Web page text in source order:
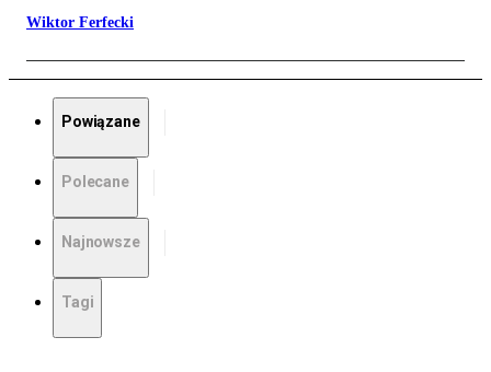
Wiktor Ferfecki
Powiązane
Polecane
Najnowsze
Tagi